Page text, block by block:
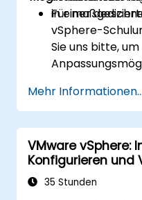
in einer
Für
vSphere-
Sie uns bitte, um
Mehr Informationen...
VMware vSphere:
Konfigurieren und
35 Stunden